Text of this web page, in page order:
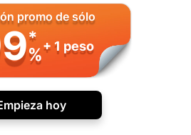
promo de sólo
*
%+ 1 peso
hoy